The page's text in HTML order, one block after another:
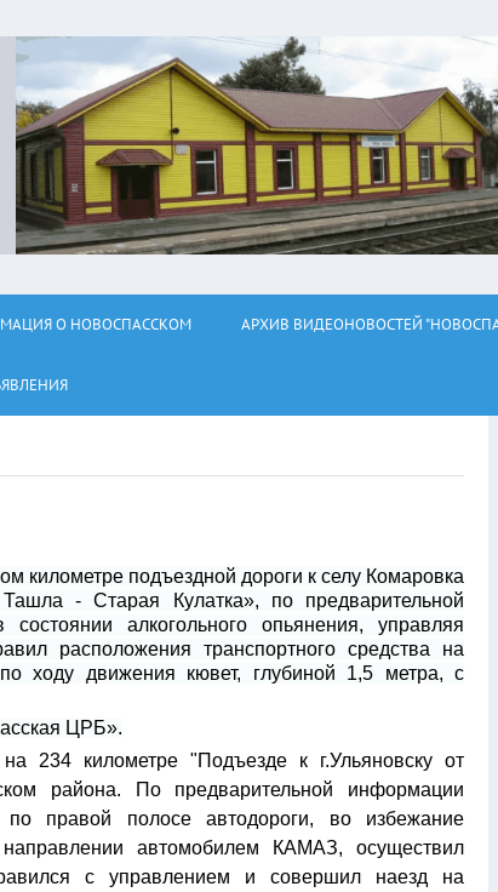
О НОВОСПАССКОМ АРХИВ ВИДЕОНОВОСТЕЙ
километре подъездной дороги к селу Комаровка
- Старая Кулатка», по предварительной
алкогольного опьянения, управляя
расположения транспортного средства на
ходу движения кювет, глубиной 1,5 метра, с
ЦРБ».
234 километре "Подъезде к г.Ульяновску от
района. По предварительной информации
по правой полосе автодороги, во избежание
автомобилем КАМАЗ, осуществил
с управлением и совершил наезд на